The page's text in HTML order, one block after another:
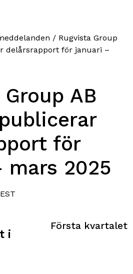
/ Rugvista Group
delårsrapport för januari –
AB
för
mars 2025
i
Första kvartalet